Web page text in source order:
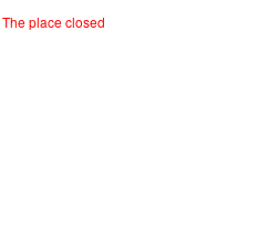
The place closed